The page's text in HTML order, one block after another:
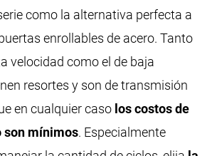
como la alternativa perfecta a
enrollables de acero. Tanto
velocidad como el de baja
resortes y son de transmisión
en cualquier caso los costos de
son mínimos. Especialmente